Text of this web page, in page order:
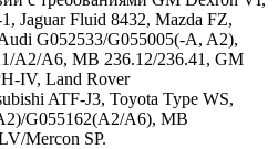
Jaguar Fluid 8432, Mazda FZ,
G052533/G055005(-A, A2),
A2/A6, MB 236.12/236.41, GM
IV, Land Rover
ATF-J3, Toyota Type WS,
G055162(A2/A6), MB
Mercon SP.